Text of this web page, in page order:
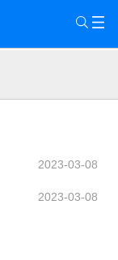
2023-03-08
2023-03-08